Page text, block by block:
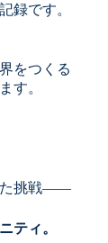
録です。
をつくる
す。
た挑戦――
ティ。